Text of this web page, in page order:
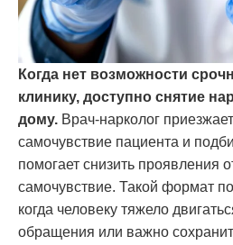
Когда нет возможности
клинику, доступно снятие
дому. Врач-нарколог
самочувствие пациента и
помогает снизить проявления
самочувствие. Такой формат
когда человеку тяжело
обращения или важно